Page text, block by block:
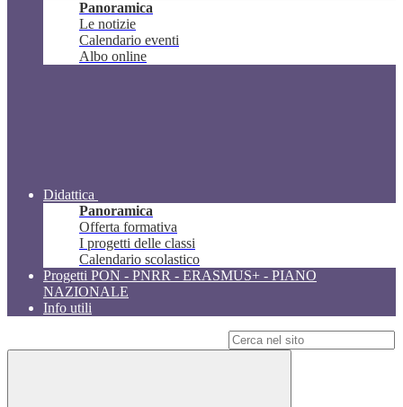
Panoramica
Le notizie
Calendario eventi
Albo online
Didattica
Panoramica
Offerta formativa
I progetti delle classi
Calendario scolastico
Progetti PON - PNRR - ERASMUS+ - PIANO
NAZIONALE
Info utili